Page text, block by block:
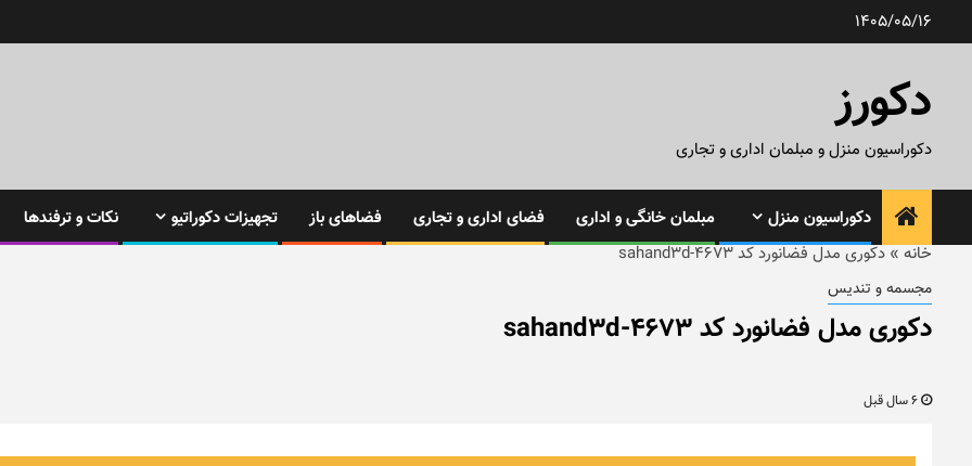
1405/05/16
دکورز
دکوراسیون منزل و مبلمان اداری و تجاری
دکوراسیون منزل مبلمان خانگی و اداری فضای اداری و تجاری فضاهای باز تجهیزات دکوراتیو
نکات و ترفندها
خانه » دکوری مدل فضانورد کد sahand3d-4673
مجسمه و تندیس
دکوری مدل فضانورد کد sahand3d-4673